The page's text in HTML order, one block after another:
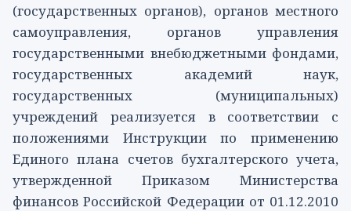
(государственных органов), органов местного
самоуправления, органов управления
государственными внебюджетными фондами,
государственных академий наук,
государственных (муниципальных)
учреждений реализуется в соответствии с
положениями Инструкциипо применению
Единого плана счетов бухгалтерского учета,
утвержденной Приказом Министерства
финансов Российской Федерации от 01.12.2010